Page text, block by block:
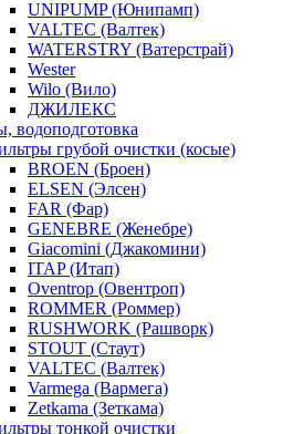
UNIPUMP (Юнипамп)
VALTEC (Валтек)
WATERSTRY (Ватерстрай)
Wester
Wilo (Вило)
ДЖИЛЕКС
водоподготовка
грубой очистки (косые)
BROEN (Броен)
ELSEN (Элсен)
FAR (Фар)
GENEBRE (Женебре)
Giacomini (Джакомини)
ITAP (Итап)
Oventrop (Овентроп)
ROMMER (Роммер)
RUSHWORK (Рашворк)
STOUT (Стаут)
VALTEC (Валтек)
Varmega (Вармега)
Zetkama (Зеткама)
тонкой очистки